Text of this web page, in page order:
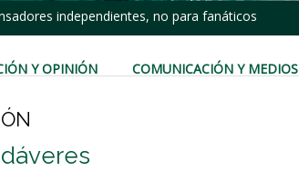
independientes, no para fanáticos
Y OPINIÓN COMUNICACIÓN Y MEDIOS